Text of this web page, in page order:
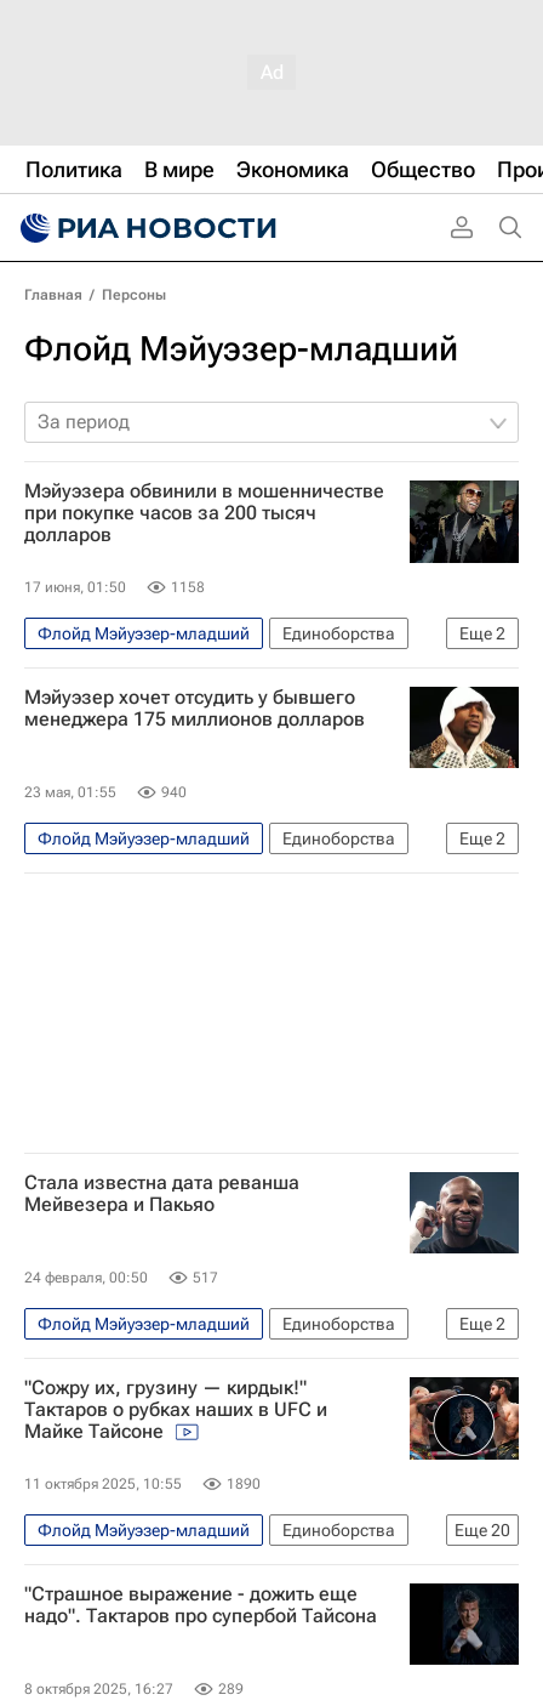
Политика В мире Экономика Общество
Главная / Персоны
Флойд Мэйуэзер-младший
За период
Мэйуэзера обвинили в мошенничестве
при покупке часов за 200 тысяч
долларов
17 июня, 01:50 1158
Еще2
Флойд Мэйуэзер-младший
Единоборства
Спорт
Бокс
Мэйуэзер хочет отсудить у бывшего
менеджера 175 миллионов долларов
23 мая, 01:55 940
Еще2
Флойд Мэйуэзер-младший
Единоборства
Спорт
Бокс
Стала известна дата реванша
Мейвезера и Пакьяо
24 февраля, 00:50 517
Еще2
Флойд Мэйуэзер-младший
Единоборства
Бокс
Мэнни Пакьяо
"Сожру их, грузину — кирдык!"
Тактаров о рубках наших в UFC и
Майке Тайсоне
11 октября 2025, 10:55 1890
Еще20
Флойд Мэйуэзер-младший
Единоборства
Спорт
Авторы РИА Новости Спорт
Спорт — видео
Интервью РИА Спорт
Олег Тактаров
Магомед Анкалаев
"Страшное выражение - дожить еще
надо". Тактаров про супербой Тайсона
8 октября 2025, 16:27 289